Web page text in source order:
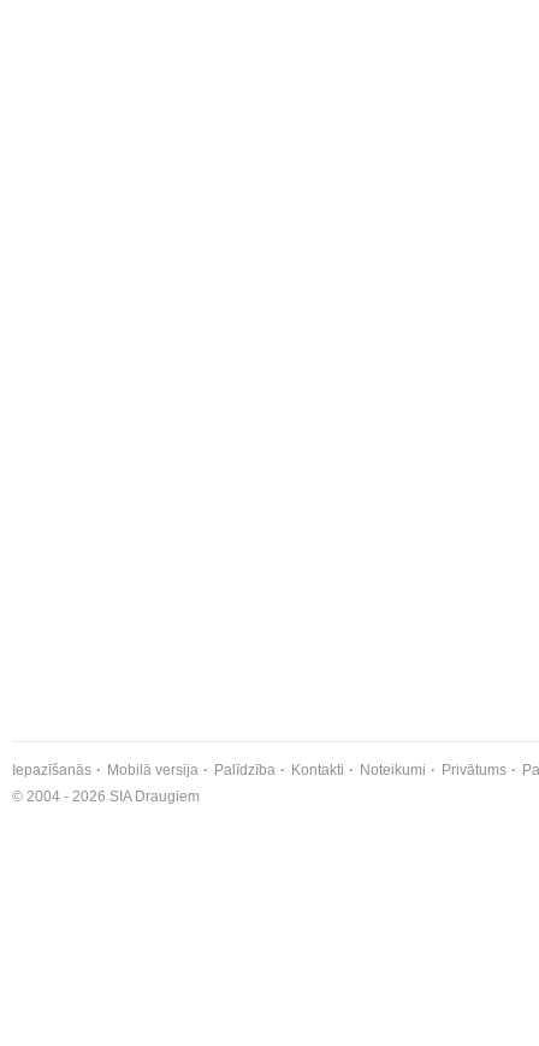
Iepazīšanās Mobilā versija Palīdzība Kontakti Noteikumi Privātums
© 2004 - 2026 SIA Draugiem